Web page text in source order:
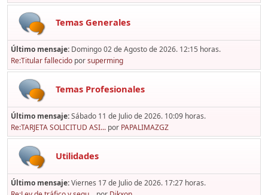
Temas Generales
Último mensaje: Domingo 02 de Agosto de 2026. 12:15 horas.
Re:Titular fallecido porsuperming
Temas Profesionales
Último mensaje:Sábado 11 de Julio de 2026. 10:09 horas.
Re:TARJETA SOLICITUD ASI... por PAPALIMAZGZ
Utilidades
Último mensaje:Viernes 17 de Julio de 2026. 17:27 horas.